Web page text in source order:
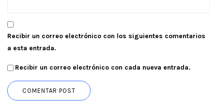
Recibir un correo electrónico con los siguientes comentarios
a esta entrada.
Recibir un correo electrónico con cada nueva entrada.